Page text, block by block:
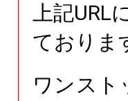
上記URL
ておりま
ワンスト